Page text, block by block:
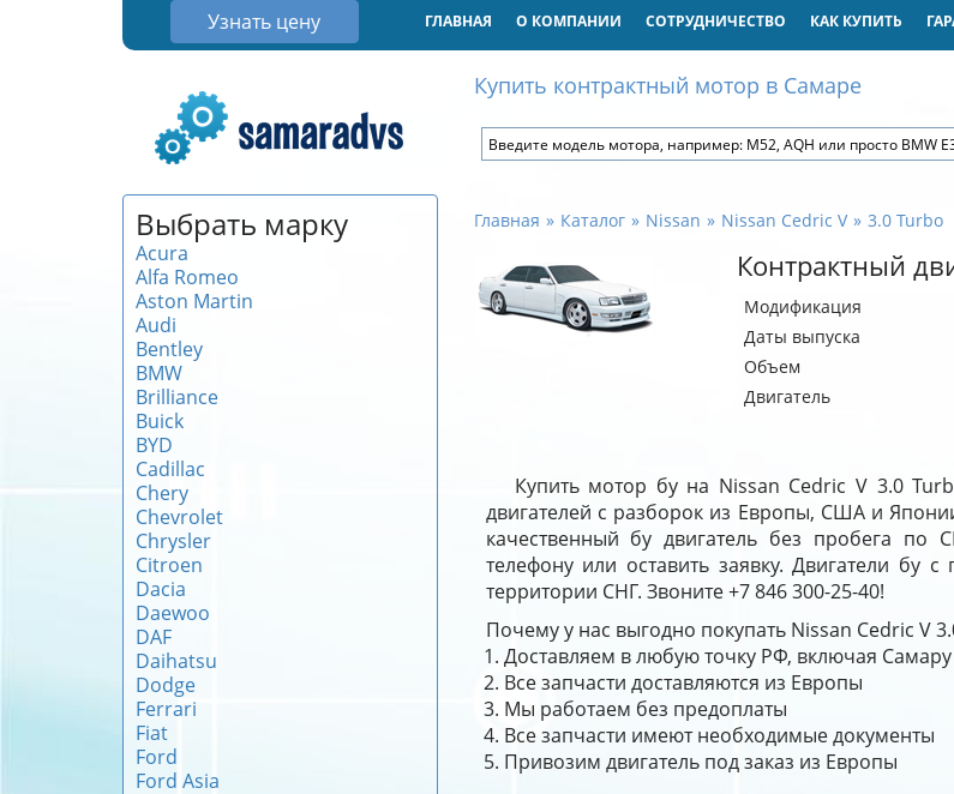
Узнать цену ГЛАВНАЯ О КОМПАНИИ СОТРУДНИЧЕСТВО КАК КУПИТЬ
Купить контрактный мотор в Самаре
Выбрать марку
Acura
Alfa Romeo
Aston Martin
Audi
Bentley
BMW
Brilliance
Buick
BYD
Cadillac
Chery
Chevrolet
Chrysler
Citroen
Dacia
Daewoo
DAF
Daihatsu
Dodge
Ferrari
Fiat
Ford
Ford Asia
Главная Каталог Nissan Nissan Cedric V 3.0 Turbo
Контрактный
Модификация
Даты выпуска
Объем
Двигатель
Купить мотор бу на Nissan Cedric V 3.0
двигателей с разборок из Европы, США и
качественный бу двигатель без пробега
телефону или оставить заявку. Двигатели бу
территории СНГ. Звоните +7 846 300-25-40!
Почему у нас выгодно покупать Nissan Cedric V
Доставляем в любую точку РФ, включая Самару
Все запчасти доставляются из Европы
Мы работаем без предоплаты
Все запчасти имеют необходимые документы
Привозим двигатель под заказ из Европы